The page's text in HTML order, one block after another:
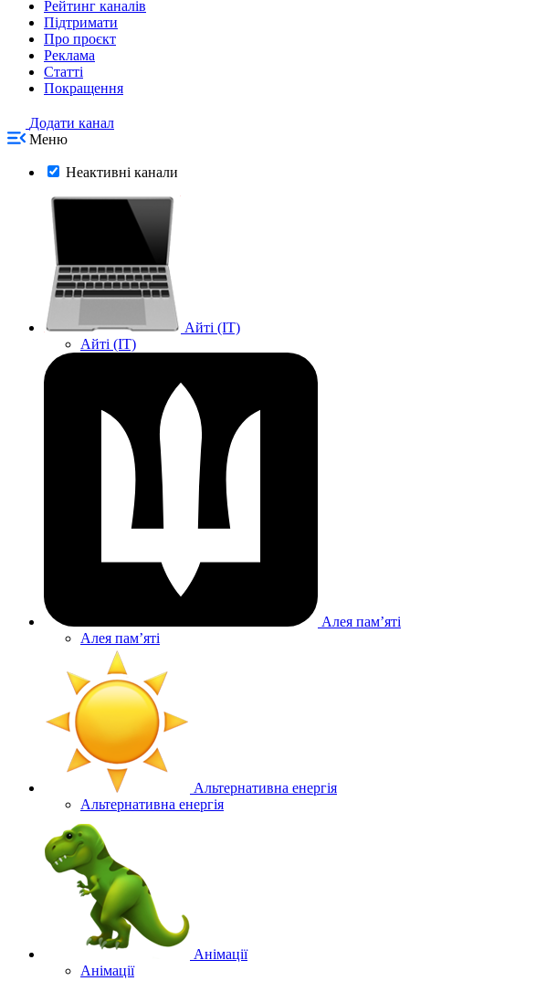
Рейтинг каналів
Підтримати
Про проєкт
Реклама
Статті
Покращення
Додати канал
Меню
Неактивні канали
Айті (IT)
Айті (IT)
Алея памʼяті
Алея памʼяті
Альтернативна енергія
Альтернативна енергія
Анімації
Анімації